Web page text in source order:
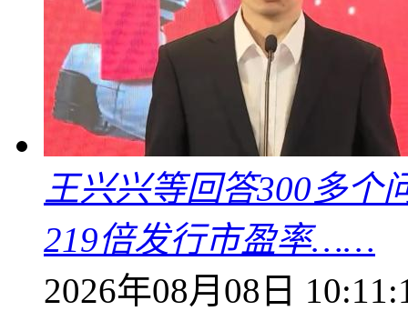
王兴兴等回答300多个
219倍发行市盈率……
2026年08月08日